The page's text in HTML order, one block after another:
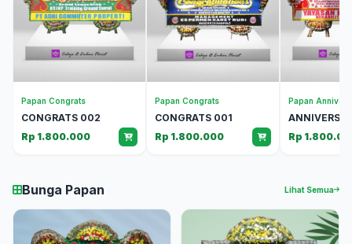
Papan Congrats
CONGRATS 002
Rp 1.800.000
Papan Congrats
CONGRATS 001
Rp 1.800.000
Papan
Rp
Bunga Papan Lihat Semua